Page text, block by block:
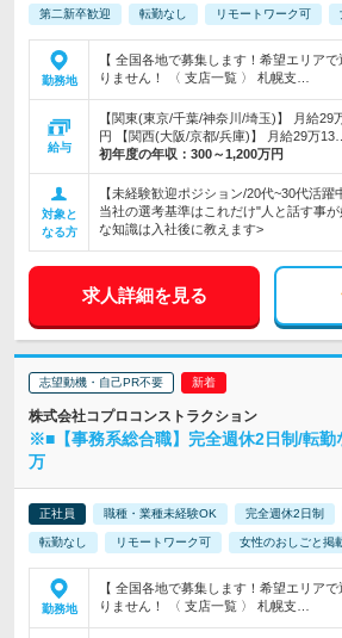
第二新卒歓迎 転勤なし リモートワーク可
勤務地
【 全国各地で募集します！希望エリア
りません！ 〈 支店一覧 〉 札幌支…
給与
【関東(東京/千葉/神奈川/埼玉)】 月給29
円 【関西(大阪/京都/兵庫)】 月給29万13…
初年度の年収： 300～1,200万円
対象と
なる方
【未経験歓迎ポジション/20代~30代活躍
当社の選考基準はこれだけ"人と話す事
な知識は入社後に教えます>
求人詳細を見る
志望動機・自己PR不要
株式会社コプロコンストラクション
※■【事務系総合職】完全週休2日制/転勤
万
正社員 職種・業種未経験OK 完全週休2日制
転勤なし リモートワーク可 女性のおしごと掲
勤務地
【 全国各地で募集します！希望エリア
りません！ 〈 支店一覧 〉 札幌支…